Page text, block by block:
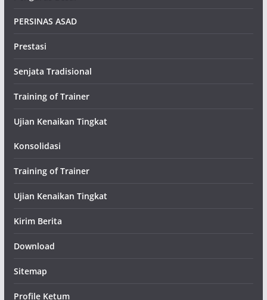
PERSINAS ASAD
Prestasi
Senjata Tradisional
Training of Trainer
Ujian Kenaikan Tingkat
Konsolidasi
Training of Trainer
Ujian Kenaikan Tingkat
Kirim Berita
Download
Sitemap
Profile Ketum